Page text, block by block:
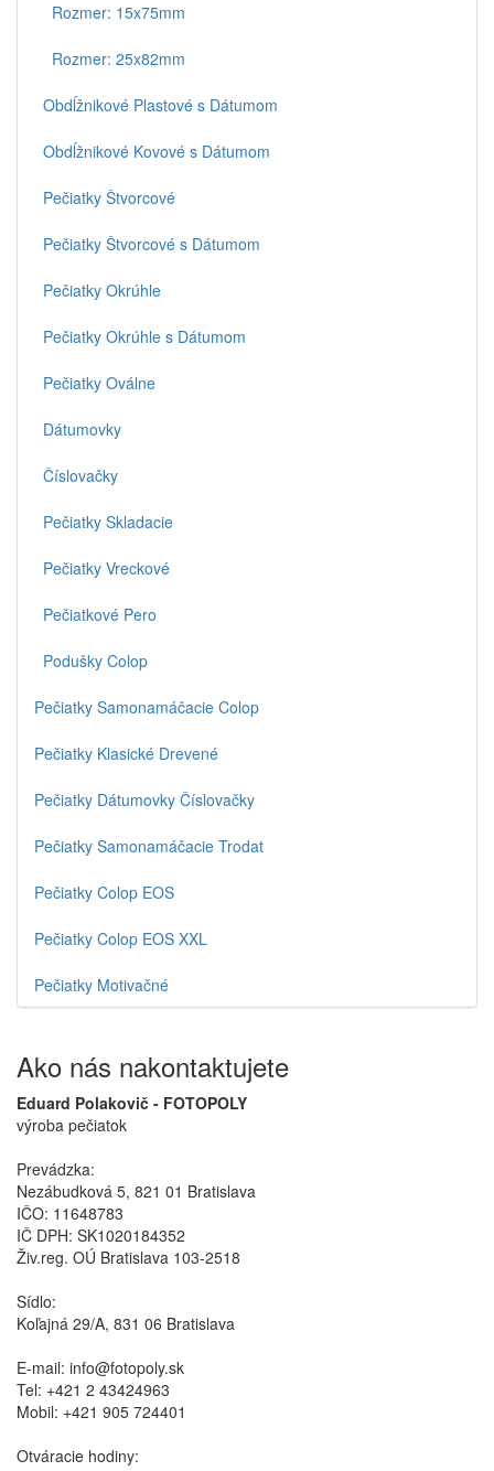
Rozmer: 15x75mm
Rozmer: 25x82mm
Obdĺžnikové Plastové s Dátumom
Obdĺžnikové Kovové s Dátumom
Pečiatky Štvorcové
Pečiatky Štvorcové s Dátumom
Pečiatky Okrúhle
Pečiatky Okrúhle s Dátumom
Pečiatky Oválne
Dátumovky
Číslovačky
Pečiatky Skladacie
Pečiatky Vreckové
Pečiatkové Pero
Podušky Colop
Pečiatky Samonamáčacie Colop
Pečiatky Klasické Drevené
Pečiatky Dátumovky Číslovačky
Pečiatky Samonamáčacie Trodat
Pečiatky Colop EOS
Pečiatky Colop EOS XXL
Pečiatky Motivačné
Ako nás nakontaktujete
Eduard Polakovič - FOTOPOLY
výroba pečiatok
Prevádzka:
Nezábudková 5, 821 01 Bratislava
IČO: 11648783
IČ DPH: SK1020184352
Živ.reg. OÚ Bratislava 103-2518
Sídlo:
Koľajná 29/A, 831 06 Bratislava
E-mail: info@fotopoly.sk
Tel: +421 2 43424963
Mobil: +421 905 724401
Otváracie hodiny: